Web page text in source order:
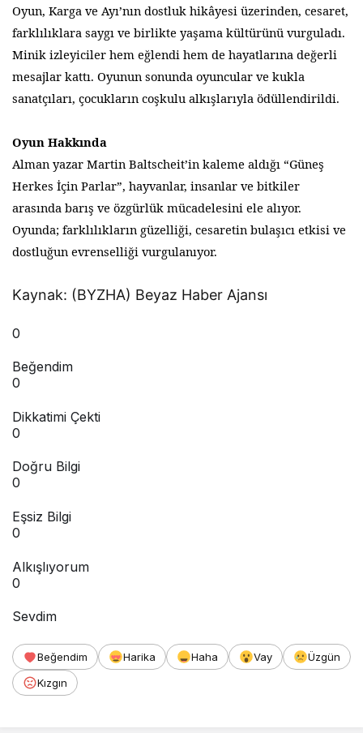
Oyun, Karga ve Ayı’nın dostluk hikâyesi üzerinden, cesaret,
farklılıklara saygı ve birlikte yaşama kültürünü vurguladı.
Minik izleyiciler hem eğlendi hem de hayatlarına değerli
mesajlar kattı. Oyunun sonunda oyuncular ve kukla
sanatçıları, çocukların coşkulu alkışlarıyla ödüllendirildi.
Oyun Hakkında
Alman yazar Martin Baltscheit’in kaleme aldığı “Güneş
Herkes İçin Parlar”, hayvanlar, insanlar ve bitkiler
arasında barış ve özgürlük mücadelesini ele alıyor.
Oyunda; farklılıkların güzelliği, cesaretin bulaşıcı etkisi ve
dostluğun evrenselliği vurgulanıyor.
Kaynak: (BYZHA) Beyaz Haber Ajansı
0
Beğendim
0
Dikkatimi Çekti
0
Doğru Bilgi
0
Eşsiz Bilgi
0
Alkışlıyorum
0
Sevdim
Beğendim Harika Haha Vay
Üzgün
Kızgın